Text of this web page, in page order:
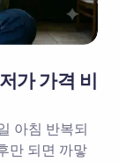
가 가격 비
아침 반복되
만 되면 까맣